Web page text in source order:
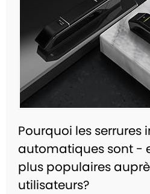
Pourquoi les serrures
automatiques sont -
plus populaires
utilisateurs?